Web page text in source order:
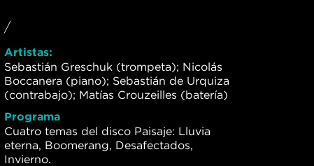
/
Artistas:
Sebastián Greschuk (trompeta); Nicolás
Boccanera (piano); Sebastián de Urquiza
(contrabajo); Matías Crouzeilles (batería)
Programa
Cuatro temas del disco Paisaje: Lluvia
eterna, Boomerang, Desafectados,
Invierno.